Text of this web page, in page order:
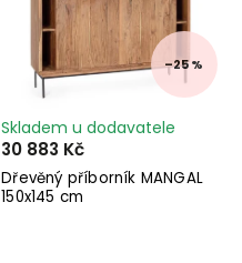
–25 %
Dřevěný příborník MANGAL
150x145 cm
Skladem u dodavatele
30 883 Kč